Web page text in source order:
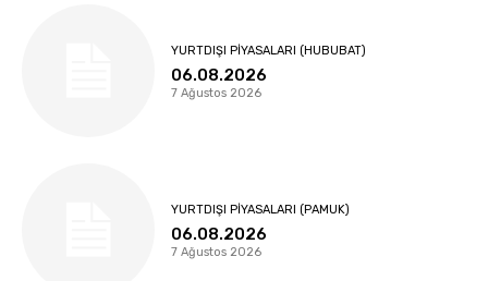
YURTDIŞI PIYASALARI (HUBUBAT)
06.08.2026
7 Ağustos 2026
YURTDIŞI PIYASALARI (PAMUK)
06.08.2026
7 Ağustos 2026